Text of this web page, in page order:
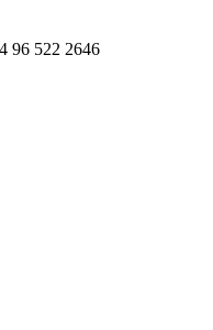
96 522 2646